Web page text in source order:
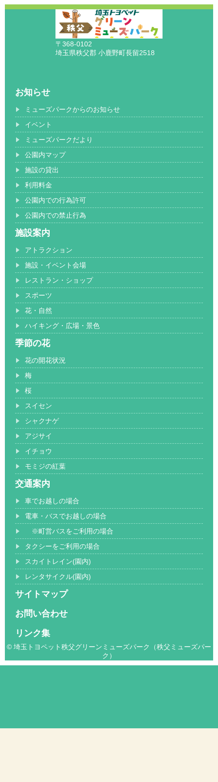
〒368-0102
埼玉県秩父郡 小鹿野町長留2518
お知らせ
ミューズパークからのお知らせ
イベント
ミューズパークだより
公園内マップ
施設の貸出
利用料金
公園内での行為許可
公園内での禁止行為
施設案内
アトラクション
施設・イベント会場
レストラン・ショップ
スポーツ
花・自然
ハイキング・広場・景色
季節の花
花の開花状況
梅
桜
スイセン
シャクナゲ
アジサイ
イチョウ
モミジの紅葉
交通案内
車でお越しの場合
電車・バスでお越しの場合
※町営バスをご利用の場合
タクシーをご利用の場合
スカイトレイン(園内)
レンタサイクル(園内)
サイトマップ
お問い合わせ
リンク集
© 埼玉トヨペット秩父グリーンミューズパーク（秩父ミューズパー
ク）